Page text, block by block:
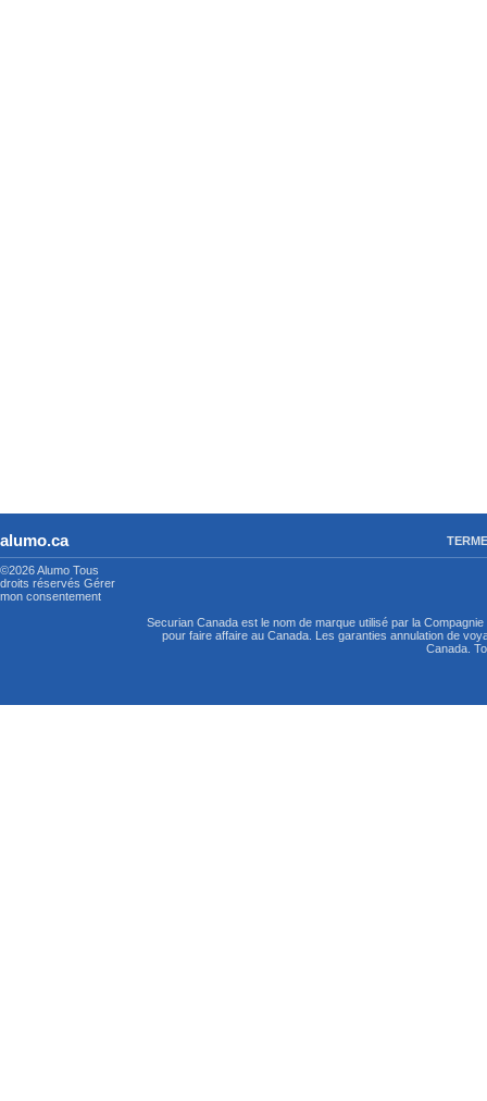
alumo.ca
©2026 Alumo Tous
droits réservés Gérer
mon consentement
Securian Canada est le nom de marque utilisé par la
pour faire affaire au Canada. Les garanties annulation de
Canada.